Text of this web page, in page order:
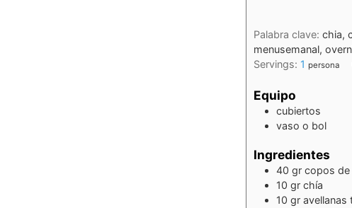
Palabra clave: chia,
menusemanal,
Servings: 1 persona
Equipo
cubiertos
vaso o bol
Ingredientes
40 gr copos de
10 gr chía
10 gr avellanas